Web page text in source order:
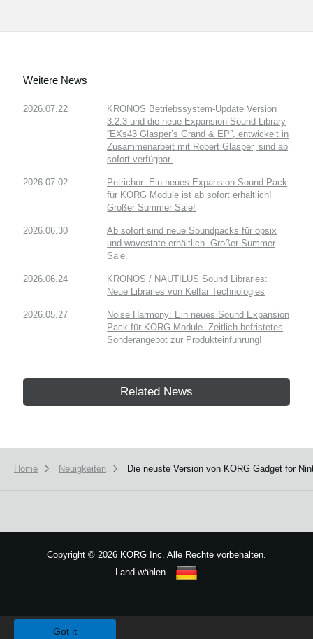
Weitere News
2026.07.22
KRONOS Betriebssystem-Update Version
3.2.3 und die neue Expansion Sound Library
“EXs43 Glasper’s Grand & EP”, entwickelt in
Zusammenarbeit mit Robert Glasper, sind ab
sofort verfügbar.
2026.07.02
Petrichor: Ein neues Expansion Sound Pack
für KORG Module ist ab sofort erhältlich!
Großer Summer Sale!
2026.06.30
Ab sofort sind neue Soundpacks für opsix
und wavestate erhältlich. Großer Summer
Sale.
2026.06.24
KRONOS / NAUTILUS Sound Libraries:
Neue Libraries von Kelfar Technologies
2026.05.27
Noise Harmony: Ein neues Sound Expansion
Pack für KORG Module. Zeitlich befristetes
Sonderangebot zur Produkteinführung!
Related News
Home Neuigkeiten Die neuste Version von KORG Gadget for
Copyright © 2026 KORG Inc. Alle Rechte vorbehalten.
Land wählen
Got it